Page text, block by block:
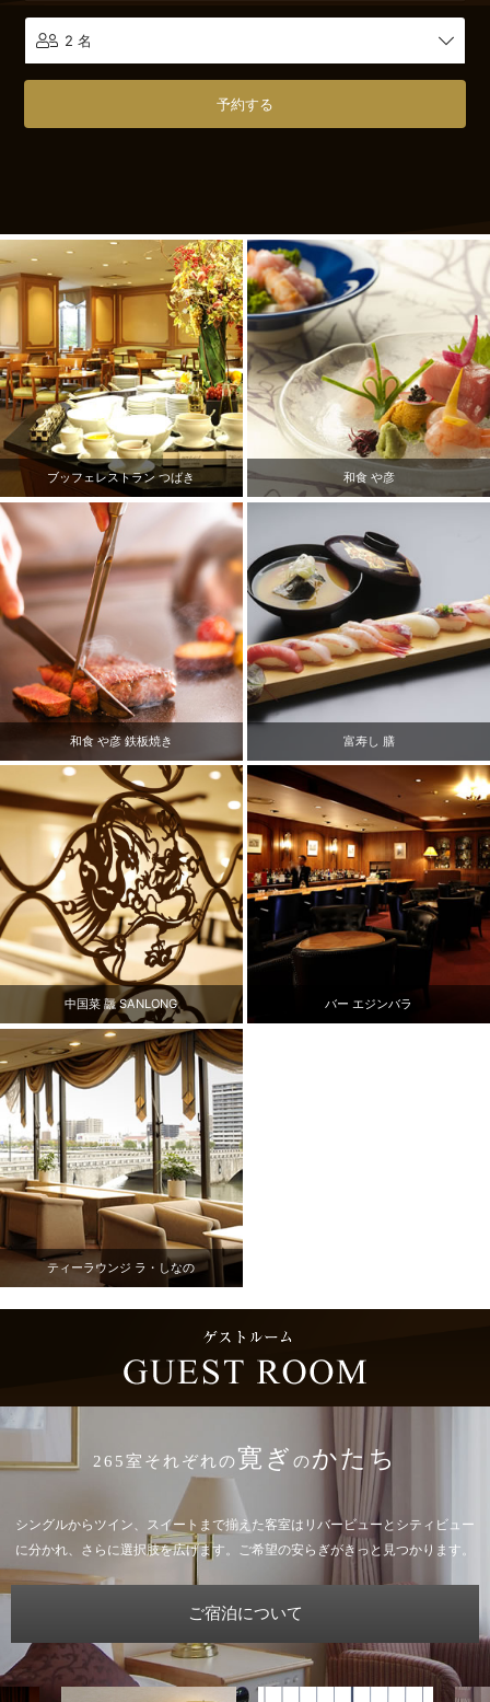
2 名
予約する
ブッフェレストラン つばき 和食 や彦
和食 や彦 鉄板焼き 富寿し 膳
中国菜 龘 SANLONG バー エジンバラ
ティーラウンジ ラ・しなの
265室それぞれの寛ぎ のかたち
シングルからツイン、スイートまで揃えた客室はリバービューとシティビュー
に分かれ、さらに選択肢を広げます。ご希望の安らぎがきっと見つかります。
ご宿泊について